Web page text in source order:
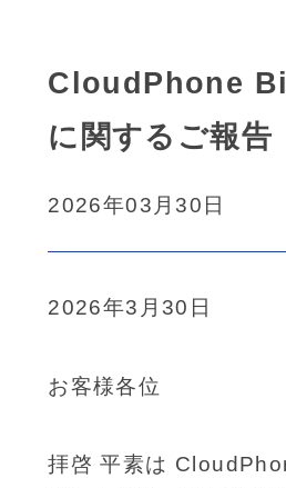
CloudPhone
に関するご報告
2026年03月30日
2026年3月30日
お客様各位
拝啓 平素は